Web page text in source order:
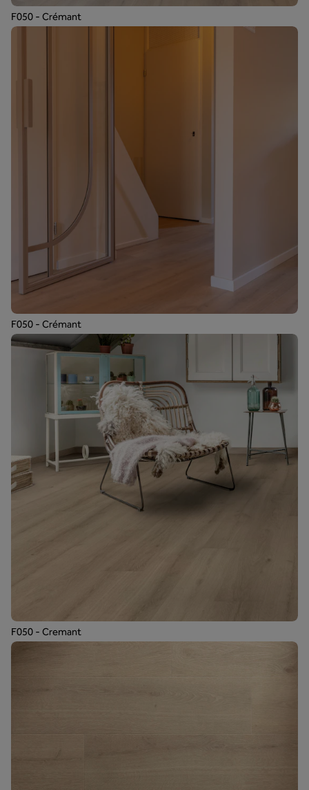
F050 - Crémant
F050 - Crémant
F050 - Cremant